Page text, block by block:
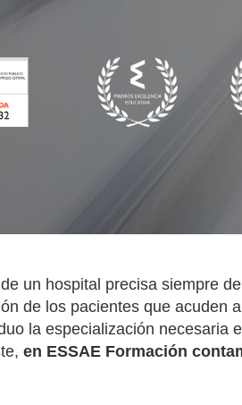
un hospital precisa siempre
de los pacientes que acuden
la especialización necesaria
en ESSAE Formación